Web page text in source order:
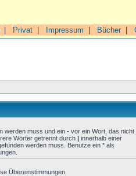
Privat Impressum Bücher|
werden muss und ein - vor ein Wort, das nicht
Wörter getrennt durch | innerhalb einer
werden muss. Benutze ein * als
Übereinstimmungen.